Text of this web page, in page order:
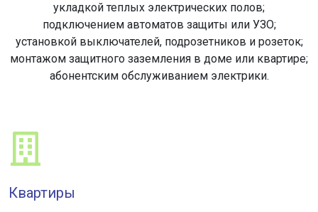
укладкой теплых электрических полов;
подключением автоматов защиты или УЗО;
установкой выключателей, подрозетников и розеток;
монтажом защитного заземления в доме или квартире;
абонентским обслуживанием электрики.
Квартиры